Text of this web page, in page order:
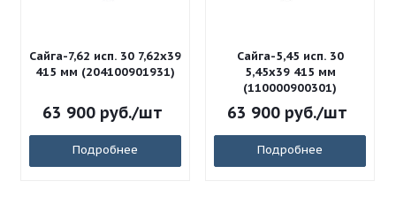
Сайга-7,62 исп. 30 7,62x39
415 мм (204100901931)
63 900руб./шт
Подробнее
Сайга-5,45 исп. 30
5,45x39 415 мм
(110000900301)
63 900руб./шт
Подробнее